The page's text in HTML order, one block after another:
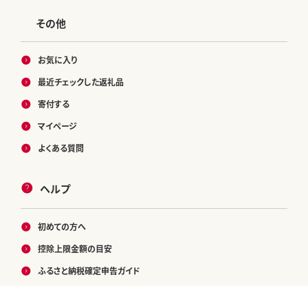
その他
お気に入り
最近チェックした返礼品
寄付する
マイページ
よくある質問
ヘルプ
初めての方へ
控除上限金額の目安
ふるさと納税確定申告ガイド